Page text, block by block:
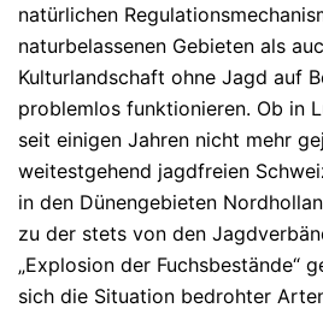
natürlichen
naturbelassenen Gebieten als
Kulturlandschaft ohne Jagd auf
problemlos funktionieren. Ob in
seit einigen Jahren nicht mehr
weitestgehend jagdfreien
in den Dünengebieten
zu der stets von den
„Explosion der Fuchsbestände“
sich die Situation bedrohter